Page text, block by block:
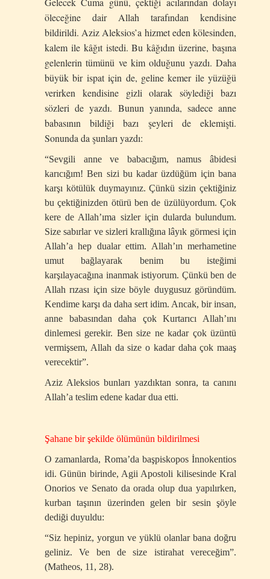
öleceğine dair Allah tarafından kendisine
bildirildi. Aziz Aleksios’a hizmet eden kölesinden,
kalem ile kâğıt istedi. Bu kâğıdın üzerine, başına
gelenlerin tümünü ve kim olduğunu yazdı. Daha
büyük bir ispat için de, geline kemer ile yüzüğü
verirken kendisine gizli olarak söylediği bazı
sözleri de yazdı. Bunun yanında, sadece anne
babasının bildiği bazı şeyleri de eklemişti.
Sonunda da şunları yazdı:
“Sevgili anne ve babacığım, namus âbidesi
karıcığım! Ben sizi bu kadar üzdüğüm için bana
karşı kötülük duymayınız. Çünkü sizin çektiğiniz
bu çektiğinizden ötürü ben de üzülüyordum. Çok
kere de Allah’ıma sizler için dularda bulundum.
Size sabırlar ve sizleri krallığına lâyık görmesi için
Allah’a hep dualar ettim. Allah’ın merhametine
umut bağlayarak benim bu isteğimi
karşılayacağına inanmak istiyorum. Çünkü ben de
Allah rızası için size böyle duygusuz göründüm.
Kendime karşı da daha sert idim. Ancak, bir insan,
anne babasından daha çok Kurtarıcı Allah’ını
dinlemesi gerekir. Ben size ne kadar çok üzüntü
vermişsem, Allah da size o kadar daha çok maaş
verecektir”.
Aziz Aleksios bunları yazdıktan sonra, ta canını
Allah’a teslim edene kadar dua etti.
Şahane bir şekilde ölümünün bildirilmesi
O zamanlarda, Roma’da başpiskopos İnnokentios
idi. Günün birinde, Agii Apostoli kilisesinde Kral
Onorios ve Senato da orada olup dua yapılırken,
kurban taşının üzerinden gelen bir sesin şöyle
dediği duyuldu:
“Siz hepiniz, yorgun ve yüklü olanlar bana doğru
geliniz. Ve ben de size istirahat vereceğim”.
(Matheos, 11, 28).